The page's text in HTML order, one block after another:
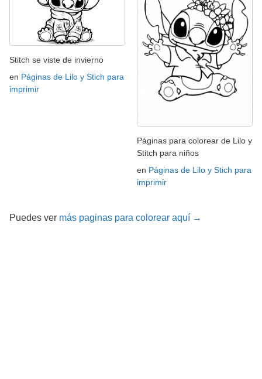
Stitch se viste de invierno
en Páginas de Lilo y Stich para
imprimir
Páginas para colorear de Lilo y
Stitch para niños
en Páginas de Lilo y Stich para
imprimir
Puedes ver más paginas para colorear aquí →